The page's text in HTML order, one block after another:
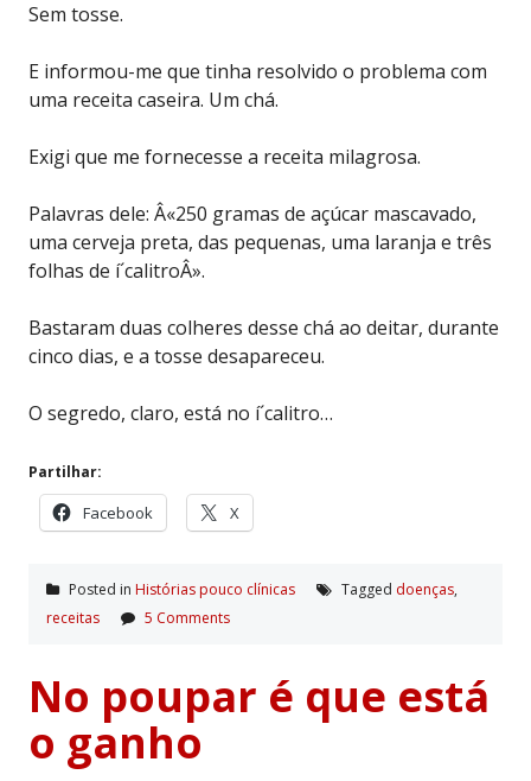
Sem tosse.
E informou-me que tinha resolvido o problema com
uma receita caseira. Um chá.
Exigi que me fornecesse a receita milagrosa.
Palavras dele: Â«250 gramas de açúcar mascavado,
uma cerveja preta, das pequenas, uma laranja e três
folhas de í´calitroÂ».
Bastaram duas colheres desse chá ao deitar, durante
cinco dias, e a tosse desapareceu.
O segredo, claro, está no í´calitro…
Partilhar:
Facebook X
Posted in Histórias pouco clí­nicas Tagged doenças,
receitas
5 Comments
No poupar é que está
o ganho